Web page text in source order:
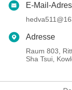
E-Mail-
Adresse
Raum 803,
Sha Tsui,